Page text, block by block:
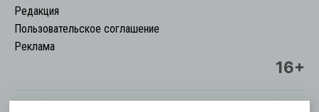
Редакция
Пользовательское соглашение
Реклама
16+